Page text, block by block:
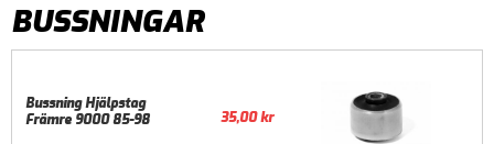
BUSSNINGAR
Bussning Hjälpstag
Främre 9000 85-98
35,00kr